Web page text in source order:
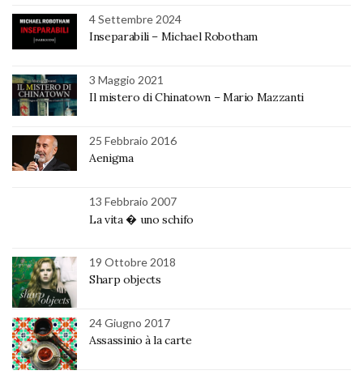
4 Settembre 2024
Inseparabili – Michael Robotham
3 Maggio 2021
Il mistero di Chinatown – Mario Mazzanti
25 Febbraio 2016
Aenigma
13 Febbraio 2007
La vita � uno schifo
19 Ottobre 2018
Sharp objects
24 Giugno 2017
Assassinio à la carte